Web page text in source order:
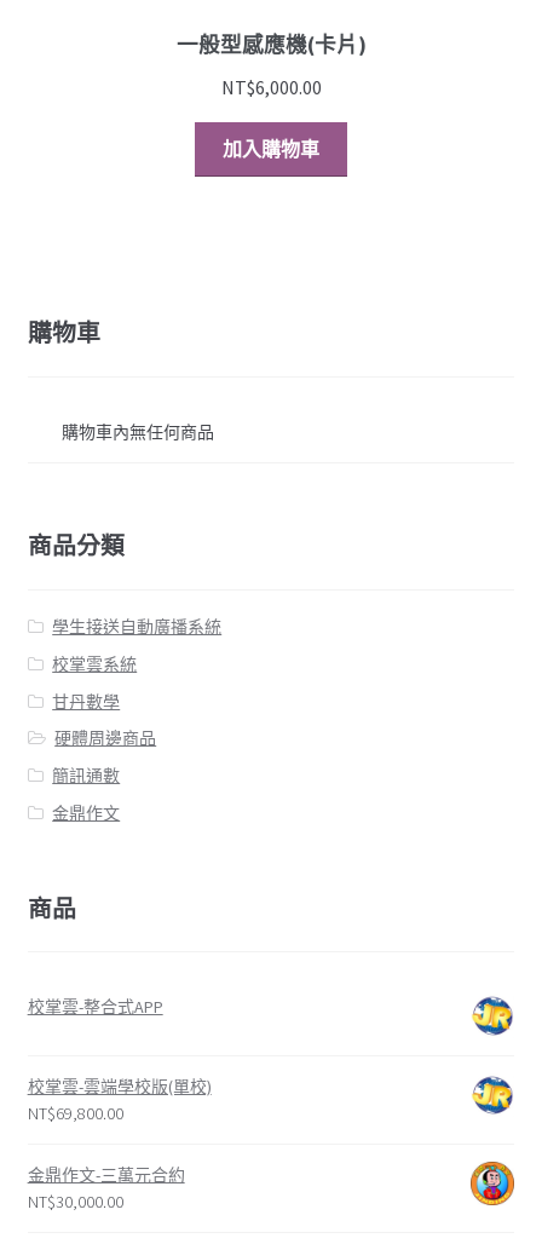
一般型感應機(卡片)
NT$6,000.00
加入購物車
購物車
購物車內無任何商品
商品分類
學生接送自動廣播系統
校掌雲系統
甘丹數學
硬體周邊商品
簡訊通數
金鼎作文
商品
校掌雲-整合式APP
校掌雲-雲端學校版(單校)
NT$69,800.00
金鼎作文-三萬元合約
NT$30,000.00